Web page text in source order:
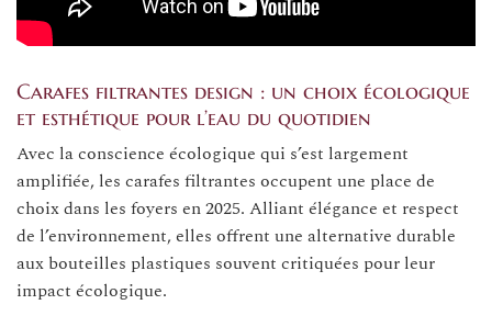
Carafes filtrantes design : un choix écologique
et esthétique pour l’eau du quotidien
Avec la conscience écologique qui s’est largement
amplifiée, les carafes filtrantes occupent une place de
choix dans les foyers en 2025. Alliant élégance et respect
de l’environnement, elles offrent une alternative durable
aux bouteilles plastiques souvent critiquées pour leur
impact écologique.